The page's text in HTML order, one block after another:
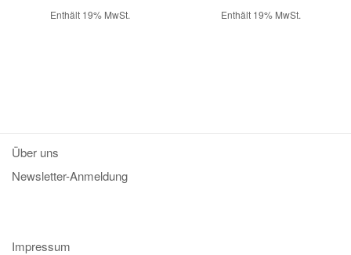
Preis Preis
Enthält 19% MwSt.
Preis Preis
Enthält 19% MwSt.
Über uns
Newsletter-Anmeldung
Impressum